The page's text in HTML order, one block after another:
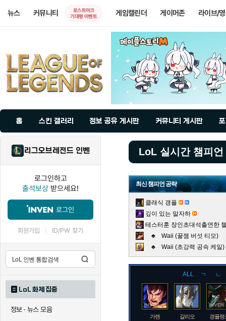
뉴스 커뮤니티
로스트아크
기대평 이벤트
게임캘린더 게이머존 라이브/
홈 스킨 갤러리 정보 공유 게시판 커뮤니티 게시판
리그오브레전드 인벤
로그인하고
출석보상 받으세요!
로그인
회원가입 ID/PW 찾기
LoL 화제 집중
정보 · 뉴스 모음
LoL 실시간 챔피언
최신 챔피언 공략
클래식 갱플
깊이 있는 말자하
테스터훈 장인초대석출연한
♣ Waii (꿀잼 버섯 티모)
♣ Waii (초강력 공속 케
ALL ㄱ ㄴ
가렌 갈리오 갱플랭